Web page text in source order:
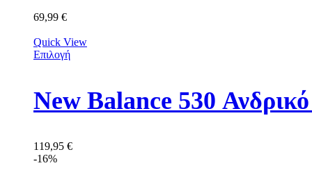
69,99 €
Quick View
Επιλογή
New Balance 530
119,95 €
-16%